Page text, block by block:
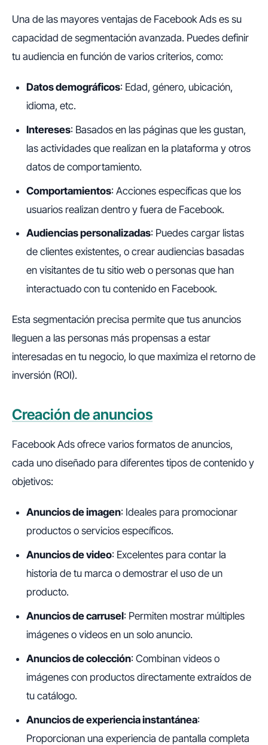
Una de las mayores ventajas de Facebook Ads es su
capacidad de segmentación avanzada. Puedes definir
tu audiencia en función de varios criterios, como:
Datos demográficos: Edad, género, ubicación,
idioma, etc.
Intereses: Basados en las páginas que les gustan,
las actividades que realizan en la plataforma y otros
datos de comportamiento.
Comportamientos: Acciones específicas que los
usuarios realizan dentro y fuera de Facebook.
Audiencias personalizadas: Puedes cargar listas
de clientes existentes, o crear audiencias basadas
en visitantes de tu sitio web o personas que han
interactuado con tu contenido en Facebook.
Esta segmentación precisa permite que tus anuncios
lleguen a las personas más propensas a estar
interesadas en tu negocio, lo que maximiza el retorno de
inversión (ROI).
Creación de anuncios
Facebook Ads ofrece varios formatos de anuncios,
cada uno diseñado para diferentes tipos de contenido y
objetivos:
Anuncios de imagen: Ideales para promocionar
productos o servicios específicos.
Anuncios de video: Excelentes para contar la
historia de tu marca o demostrar el uso de un
producto.
Anuncios de carrusel: Permiten mostrar múltiples
imágenes o videos en un solo anuncio.
Anuncios de colección: Combinan videos o
imágenes con productos directamente extraídos de
tu catálogo.
Anuncios de experiencia instantánea:
Proporcionan una experiencia de pantalla completa